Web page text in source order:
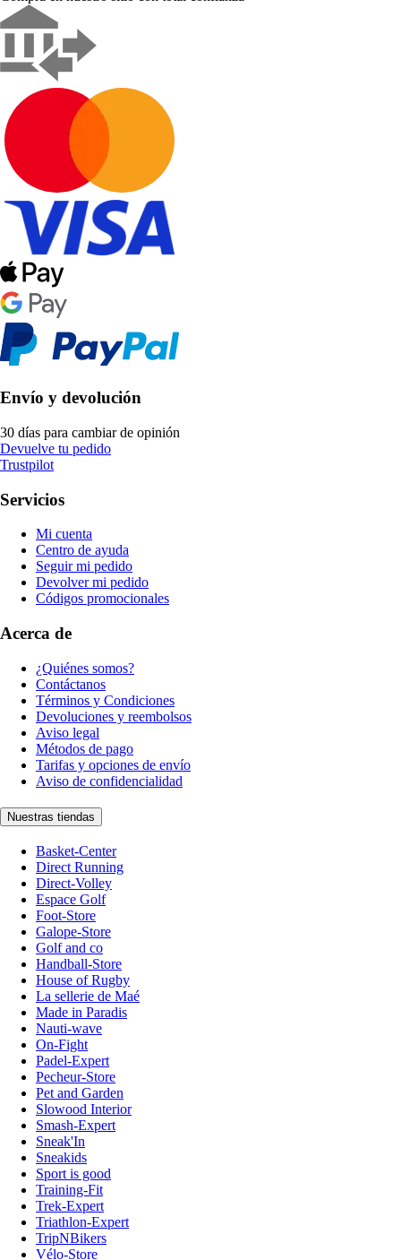
Envío y devolución
30 días para cambiar de opinión
Devuelve tu pedido
Trustpilot
Servicios
Mi cuenta
Centro de ayuda
Seguir mi pedido
Devolver mi pedido
Códigos promocionales
Acerca de
¿Quiénes somos?
Contáctanos
Términos y Condiciones
Devoluciones y reembolsos
Aviso legal
Métodos de pago
Tarifas y opciones de envío
Aviso de confidencialidad
Nuestras tiendas
Basket-Center
Direct Running
Direct-Volley
Espace Golf
Foot-Store
Galope-Store
Golf and co
Handball-Store
House of Rugby
La sellerie de Maé
Made in Paradis
Nauti-wave
On-Fight
Padel-Expert
Pecheur-Store
Pet and Garden
Slowood Interior
Smash-Expert
Sneak'In
Sneakids
Sport is good
Training-Fit
Trek-Expert
Triathlon-Expert
TripNBikers
Vélo-Store